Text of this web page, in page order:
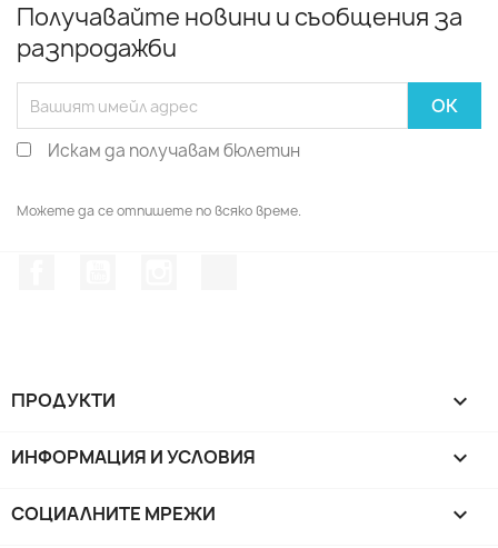
Получавайте новини и съобщения за
разпродажби
Искам да получавам бюлетин
Можете да се отпишете по всяко време.
ПРОДУКТИ 
ИНФОРМАЦИЯ И УСЛОВИЯ 
СОЦИАЛНИТЕ МРЕЖИ 